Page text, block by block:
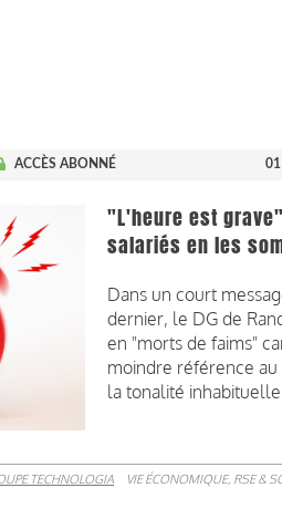
ACCÈS ABONNÉ
"L'heure est
salariés en les
Dans un court
dernier, le DG de
en "morts de faims"
moindre référence au
la tonalité
TECHNOLOGIA VIE ÉCONOMIQUE, RSE &